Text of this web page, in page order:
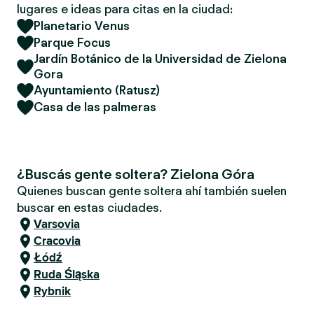
lugares e ideas para citas en la ciudad:
Planetario Venus
Parque Focus
Jardín Botánico de la Universidad de Zielona
Gora
Ayuntamiento (Ratusz)
Casa de las palmeras
¿Buscás gente soltera? Zielona Góra
Quienes buscan gente soltera ahí también suelen
buscar en estas ciudades.
Varsovia
Cracovia
Łódź
Ruda Śląska
Rybnik